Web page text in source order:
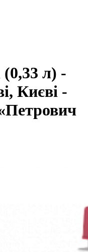
(0,33 л) -
Києві -